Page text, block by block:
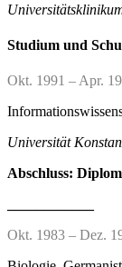
Studium und
Okt. 1991 – Apr.
Universität
Abschluss:
Okt. 1983 – Dez.